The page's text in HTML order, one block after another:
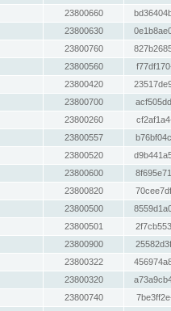
23800660
23800630
23800760
23800560
23800420
23800700
23800260
23800557
23800520
23800600
23800820
23800500
23800501
23800900
23800322
23800320
23800740